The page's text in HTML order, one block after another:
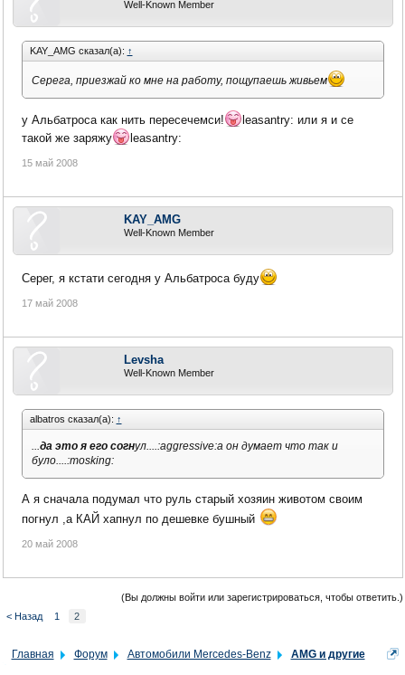
Well-Known Member
KAY_AMG сказал(а): ↑
Серега, приезжай ко мне на работу, пощупаешь живьем
у Альбатроса как нить пересечемси!
leasantry: или я и се
такой же заряжу
leasantry:
15 май 2008
KAY_AMG
Well-Known Member
Серег, я кстати сегодня у Альбатроса буду
17 май 2008
Levsha
Well-Known Member
albatros сказал(а): ↑
...да это я его согнул....:aggressive:а он думает что так и
було....:mosking:
А я сначала подумал что руль старый хозяин животом своим
погнул ,а КАЙ хапнул по дешевке бушный
20 май 2008
(Вы должны войти или зарегистрироваться, чтобы ответить.)
< Назад
1 2
Главная Форум Автомобили Mercedes-Benz AMG и другие